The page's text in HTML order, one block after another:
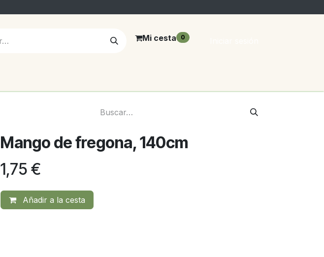
Mi cesta 0
Mango de fregona, 140cm
1,75 €
Añadir a la cesta